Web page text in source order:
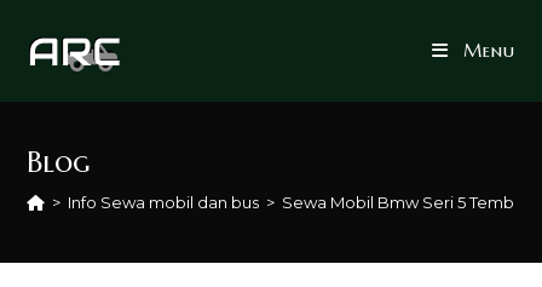
Menu
Blog
> Info Sewa mobil dan bus > Sewa Mobil Bmw Seri 5